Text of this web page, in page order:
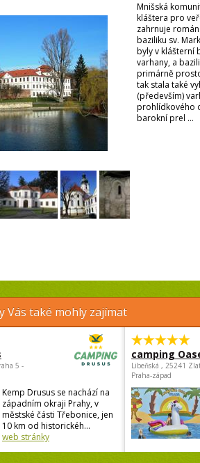
Mnišská
kláštera pro
zahrnuje
baziliku sv.
byly v klášterní
varhany, a
primárně
tak stala také
(především)
prohlídkového
barokní prel ...
Vás také mohly zajímat
5 -
Kemp Drusus se nachází na
západním okraji Prahy, v
městské části Třebonice, jen
10 km od historickéh...
web stránky
camping
Libeňská , 25241
Praha-západ